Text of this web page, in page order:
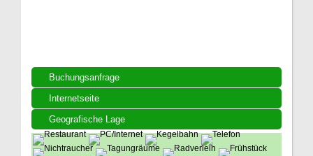
Buchungsanfrage
Internetseite
Geografische Lage